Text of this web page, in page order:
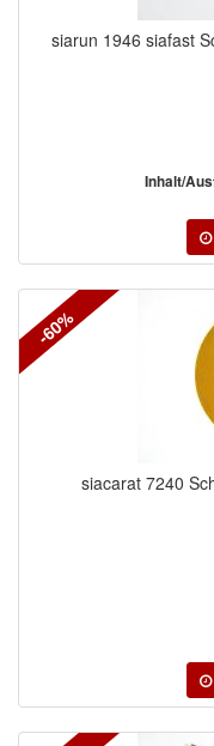
siarun 1946 siafast
Inhalt/
siacarat 7240
-60%